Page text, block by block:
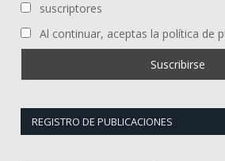
suscriptores
Al continuar, aceptas la política de
REGISTRO DE PUBLICACIONES